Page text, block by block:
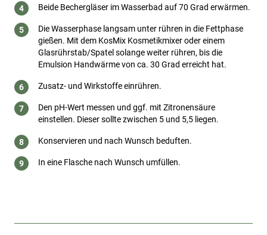
Beide Bechergläser im Wasserbad auf 70 Grad erwärmen.
Die Wasserphase langsam unter rühren in die Fettphase
gießen. Mit dem KosMix Kosmetikmixer oder einem
Glasrührstab/Spatel solange weiter rühren, bis die
Emulsion Handwärme von ca. 30 Grad erreicht hat.
Zusatz- und Wirkstoffe einrühren.
Den pH-Wert messen und ggf. mit Zitronensäure
einstellen. Dieser sollte zwischen 5 und 5,5 liegen.
Konservieren und nach Wunsch beduften.
In eine Flasche nach Wunsch umfüllen.